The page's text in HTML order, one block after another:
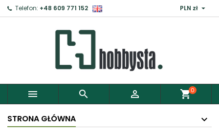
Telefon: +48 609 771 152 PLN zł 
   shopping_cart0
STRONA GŁÓWNA